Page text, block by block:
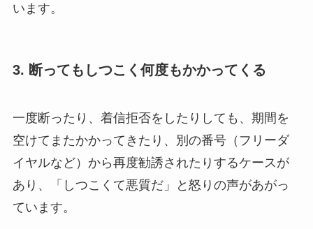
います。
3. 断ってもしつこく何度もかかってくる
一度断ったり、着信拒否をしたりしても、期間を
空けてまたかかってきたり、別の番号（フリーダ
イヤルなど）から再度勧誘されたりするケースが
あり、「しつこくて悪質だ」と怒りの声があがっ
ています。